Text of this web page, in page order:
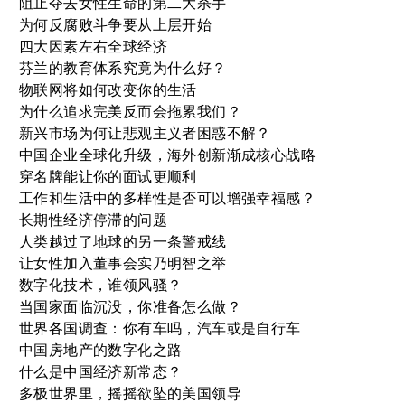
为何反腐败斗争要从上层开始
四大因素左右全球经济
芬兰的教育体系究竟为什么好？
物联网将如何改变你的生活
为什么追求完美反而会拖累我们？
新兴市场为何让悲观主义者困惑不解？
中国企业全球化升级，海外创新渐成核心战略
穿名牌能让你的面试更顺利
工作和生活中的多样性是否可以增强幸福感？
长期性经济停滞的问题
人类越过了地球的另一条警戒线
让女性加入董事会实乃明智之举
数字化技术，谁领风骚？
当国家面临沉没，你准备怎么做？
世界各国调查：你有车吗，汽车或是自行车
中国房地产的数字化之路
什么是中国经济新常态？
多极世界里，摇摇欲坠的美国领导